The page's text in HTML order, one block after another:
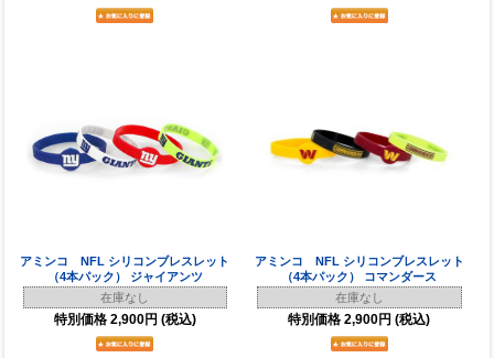
アミンコ NFL シリコンブレスレット
（4本パック） ジャイアンツ
在庫なし
特別価格 2,900円 (税込)
アミンコ NFL シリコンブレスレット
（4本パック） コマンダース
在庫なし
特別価格 2,900円 (税込)